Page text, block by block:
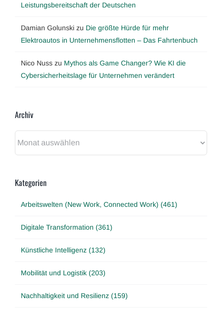
Leistungsbereitschaft der Deutschen
Damian Golunski zu Die größte Hürde für mehr
Elektroautos in Unternehmensflotten – Das Fahrtenbuch
Nico Nuss zu Mythos als Game Changer? Wie KI die
Cybersicherheitslage für Unternehmen verändert
Archiv
Kategorien
Arbeitswelten (New Work, Connected Work) (461)
Digitale Transformation (361)
Künstliche Intelligenz (132)
Mobilität und Logistik (203)
Nachhaltigkeit und Resilienz (159)